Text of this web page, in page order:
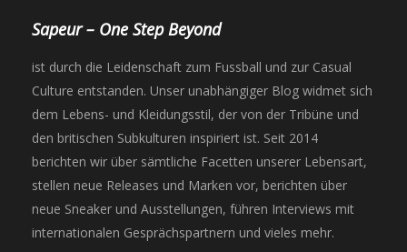
Sapeur – One Step Beyond
ist durch die Leidenschaft zum Fussball und zur Casual
Culture entstanden. Unser unabhängiger Blog widmet sich
dem Lebens- und Kleidungsstil, der von der Tribüne und
den britischen Subkulturen inspiriert ist. Seit 2014
berichten wir über sämtliche Facetten unserer Lebensart,
stellen neue Releases und Marken vor, berichten über
neue Sneaker und Ausstellungen, führen Interviews mit
internationalen Gesprächspartnern und vieles mehr.